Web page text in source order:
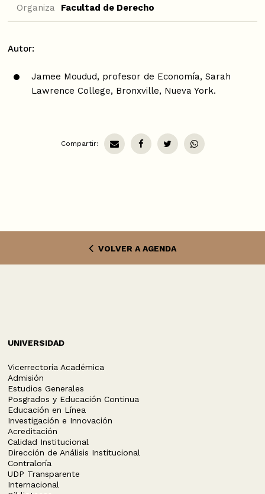
Organiza Facultad de Derecho
Autor:
Jamee Moudud, profesor de Economía, Sarah
Lawrence College, Bronxville, Nueva York.
Compartir:
VOLVER A AGENDA
UNIVERSIDAD
Vicerrectoría Académica
Admisión
Estudios Generales
Posgrados y Educación Continua
Educación en Línea
Investigación e Innovación
Acreditación
Calidad Institucional
Dirección de Análisis Institucional
Contraloría
UDP Transparente
Internacional